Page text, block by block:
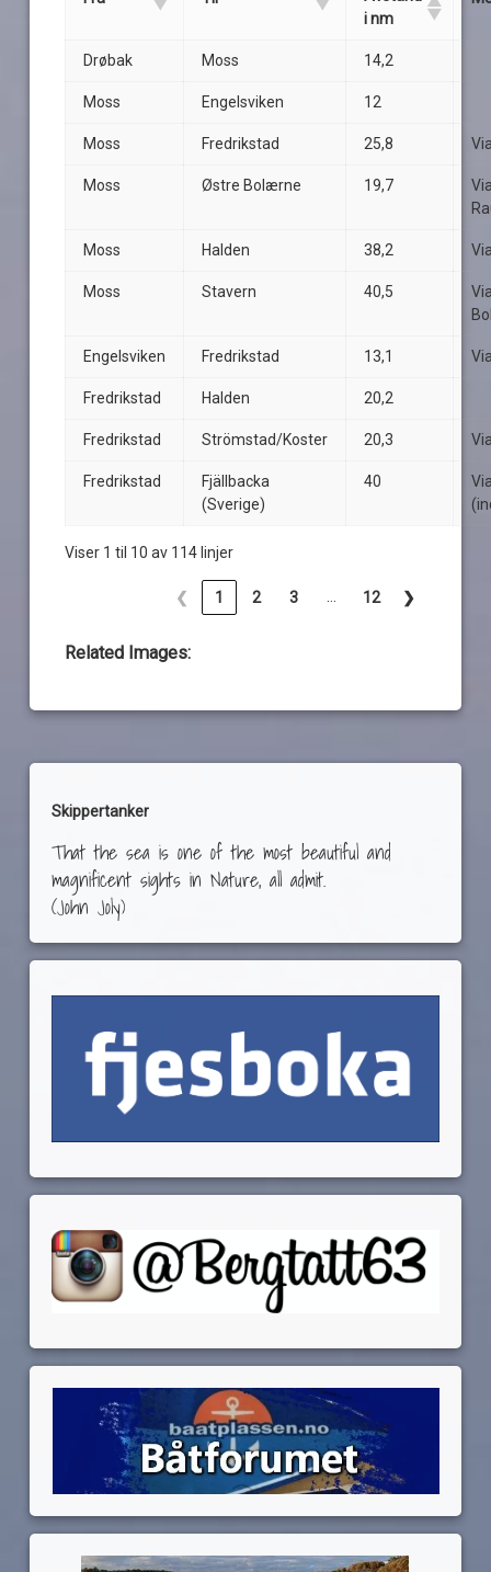
i nm
Drøbak Moss 14,2
Moss Engelsviken 12
Moss Fredrikstad 25,8
Moss Østre Bolærne 19,7
Moss Halden 38,2
Moss Stavern 40,5
Engelsviken Fredrikstad 13,1
Fredrikstad Halden 20,2
Fredrikstad Strömstad/Koster 20,3
Fredrikstad
Fjällbacka
(Sverige)
40
Viser 1 til 10 av 114 linjer
❮ 1 2 3 12 ❯
Related Images:
Skippertanker
That the sea is one of the most beautiful and
magnificent sights in Nature, all admit.
(John Joly)